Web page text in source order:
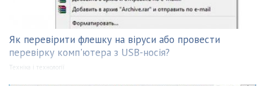
Як перевірити флешку на віруси або провести
перевірку комп'ютера з USB-носія?
Техніка і технології